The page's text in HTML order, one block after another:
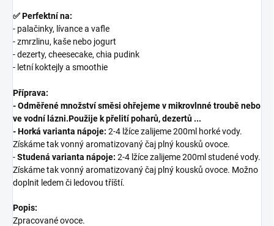
✅ Perfektní na:
- palačinky, lívance a vafle
- zmrzlinu, kaše nebo jogurt
- dezerty, cheesecake, chia pudink
- letní koktejly a smoothie
Příprava:
-Odměřené množství směsi ohřejeme v mikrovlnné troubě nebo
ve vodní lázni.Použije k přelití poharů, dezertů ...
-Horká varianta nápoje: 2-4 lžíce zalijeme 200ml horké vody.
Získáme tak vonný aromatizovaný čaj plný kousků ovoce.
-Studená varianta nápoje: 2-4 lžíce zalijeme 200ml studené vody.
Získáme tak vonný aromatizovaný čaj plný kousků ovoce. Možno
doplnit ledem či ledovou tříští.
Popis:
Zpracované ovoce.